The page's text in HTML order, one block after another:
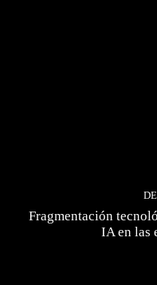
Fragmentación
IA en las